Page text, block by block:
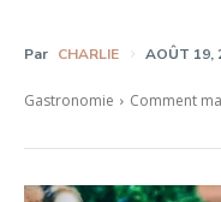
Par CHARLIE AOÛT 19,
Gastronomie Comment